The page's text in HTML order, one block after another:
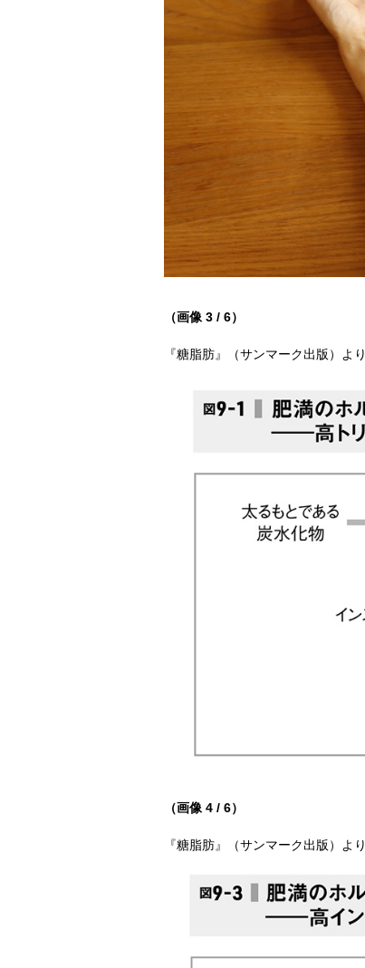
（画像 3 / 6）
『糖脂肪』（サンマーク出版）より
（画像 4 / 6）
『糖脂肪』（サンマーク出版）より